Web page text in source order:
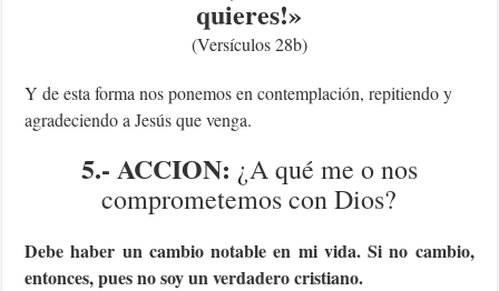
quieres!»
(Versículos 28b)
Y de esta forma nos ponemos en contemplación, repitiendo y
agradeciendo a Jesús que venga.
5.- ACCION: ¿A qué me o nos
comprometemos con Dios?
Debe haber un cambio notable en mi vida. Si no cambio,
entonces, pues no soy un verdadero cristiano.